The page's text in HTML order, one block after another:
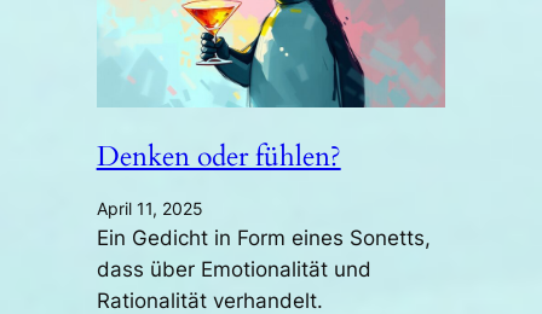
Denken oder fühlen?
April 11, 2025
Ein Gedicht in Form eines Sonetts,
dass über Emotionalität und
Rationalität verhandelt.